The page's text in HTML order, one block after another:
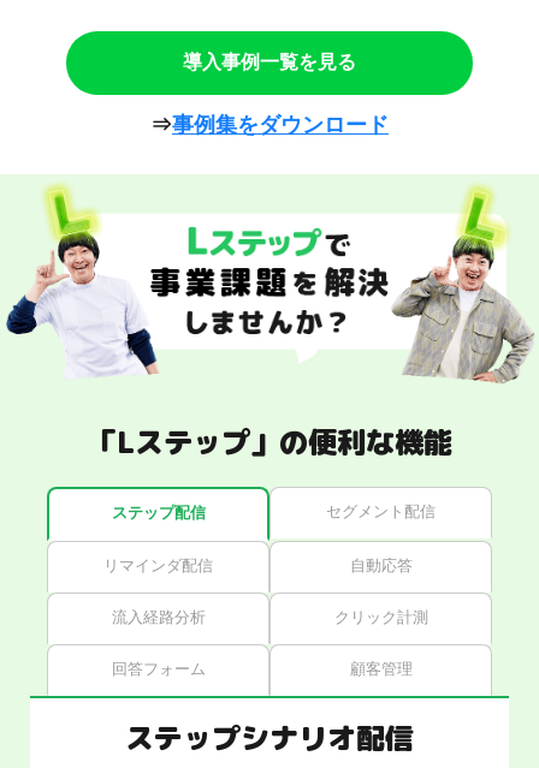
導入事例一覧を見る
⇒事例集をダウンロード
「Lステップ」の便利な機能
ステップ配信 セグメント配信
リマインダ配信 自動応答
流入経路分析 クリック計測
回答フォーム 顧客管理
ステップシナリオ配信